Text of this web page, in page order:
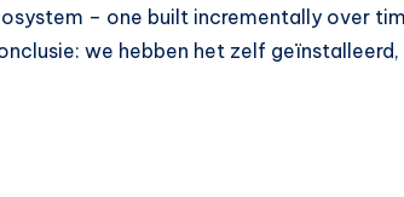
– one built incrementally over
we hebben het zelf geïnstalleerd,